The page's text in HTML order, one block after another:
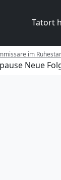
Tatort
im
Neue